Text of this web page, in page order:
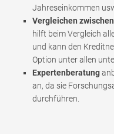
Jahreseinkommen
Vergleichen
hilft beim Vergleich
und kann den
Option unter allen
Expertenberatung
an, da sie
durchführen.